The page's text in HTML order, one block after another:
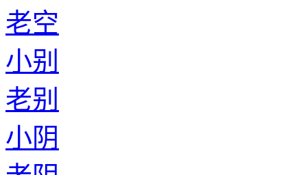
老空
小别
老别
小阴